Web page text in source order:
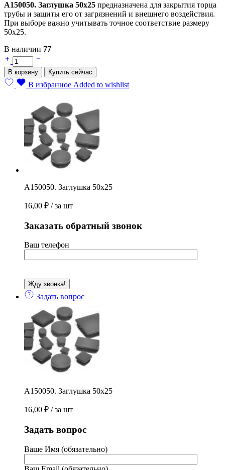
А150050. Заглушка 50х25 предназначена для закрытия торца
трубы и защиты его от загрязнений и внешнего воздействия.
При выборе важно учитывать точное соответствие размеру
50х25.
В наличии 77
А150050.
Заглушка
50х25
quantity
В корзину Купить сейчас
В избранное Added to wishlist
А150050. Заглушка 50х25
16,00 ₽ / за шт
Заказать обратный звонок
Ваш телефон
Задать вопрос
А150050. Заглушка 50х25
16,00 ₽ / за шт
Задать вопрос
Ваше Имя (обязательно)